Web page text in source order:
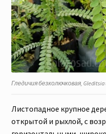
Гледичия безколючковая, Gleditsia
Листопадное крупное
открытой и рыхлой, с